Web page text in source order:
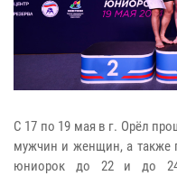
С 17 по 19 мая в г. Орёл
мужчин и женщин, а также
юниорок до 22 и до 24